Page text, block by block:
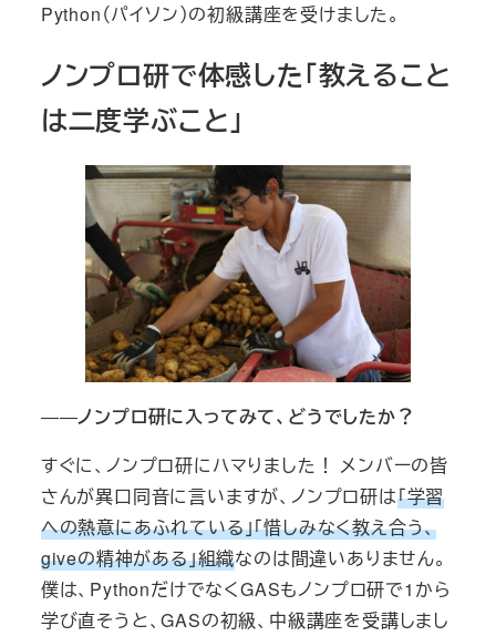
Python（パイソン）の初級講座を受けました。
ノンプロ研で体感した「教えること
は二度学ぶこと」
――ノンプロ研に入ってみて、どうでしたか？
すぐに、ノンプロ研にハマりました！ メンバーの皆
さんが異口同音に言いますが、ノンプロ研は「学習
への熱意にあふれている」「惜しみなく教え合う、
giveの精神がある」組織なのは間違いありません。
僕は、PythonだけでなくGASもノンプロ研で1から
学び直そうと、GASの初級、中級講座を受講しまし